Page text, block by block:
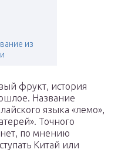
из
фрукт, история
Название
языка «лемо»,
Точного
нет, по мнению
Китай или